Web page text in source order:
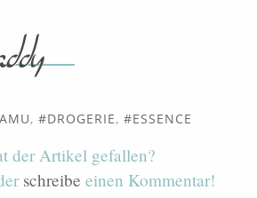
AMU, DROGERIE, ESSENCE
der Artikel gefallen?
schreibe einen Kommentar!